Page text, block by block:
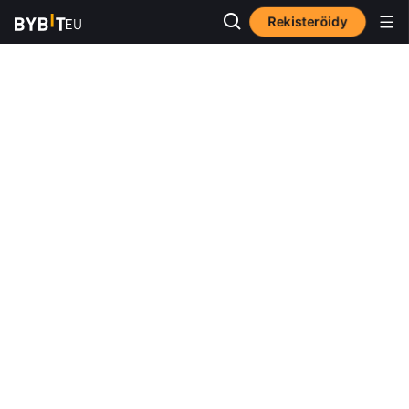
Rekisteröidy